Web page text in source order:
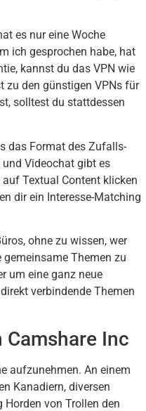
es nur eine Woche
ich gesprochen habe, hat
kannst du das VPN wie
zu den günstigen VPNs für
solltest du stattdessen
das Format des Zufalls-
Videochat gibt es
Textual Content klicken
dir ein Interesse-Matching
ohne zu wissen, wer
Themen zu
um eine ganz neue
verbindende Themen
Camshare Inc
aufzunehmen. An einem
Kanadiern, diversen
Horden von Trollen den